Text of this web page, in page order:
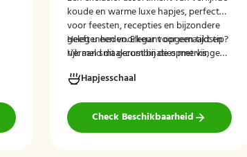
koude en warme luxe hapjes, perfect
voor feesten, recepties en bijzondere
gelegenheden. Elegant opgemaakt en
rijk aan smaakcombinaties met vis,
Heeft u een voorkeur voor een tijdstip?
Vermeld dit gerust bij de opmerkingen
Hapjesschaal
Check Beschikbaarheid